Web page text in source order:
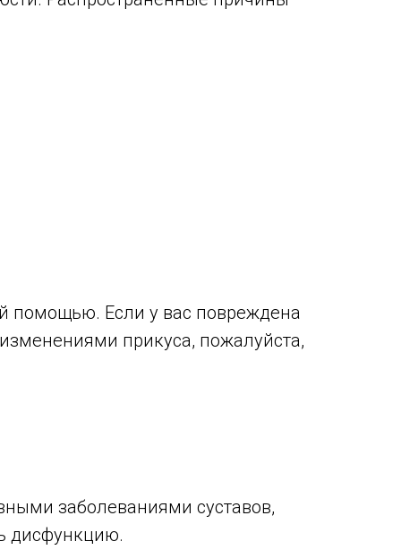
помощью. Если у вас повреждена
прикуса, пожалуйста,
заболеваниями суставов,
дисфункцию.